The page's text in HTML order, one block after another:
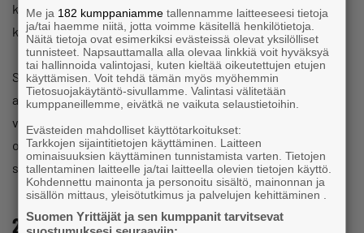
kokonaistavoitteet eivät jää toteutumatta yhtiömuotoa
koskevan heikon markkinaluottamuksen vuoksi.
Suomen Yrittäjät kannattaa lähestymistapaa, jossa
asetusehdotuksen ongelmallisia kohtia pyritään
vähentämään ensisijaisesti jatkoneuvotteluissa, kun kyse
on tehokkaista ja joustavista yhtiöoikeudellisista
säännöksistä ja käytännöistä.
2.2. Muita oikeudenaloja koskevat kannat
Me ja 182 kumppaniamme tallennamme laitteeseesi tietoja
ja/tai haemme niitä, jotta voimme käsitellä henkilötietoja.
Näitä tietoja ovat esimerkiksi evästeissä olevat yksilölliset
tunnisteet. Napsauttamalla alla olevaa linkkiä voit hyväksyä
tai hallinnoida valintojasi, kuten kieltää oikeutettujen etujen
käyttämisen. Voit tehdä tämän myös myöhemmin
Tietosuojakäytäntö-sivullamme. Valintasi välitetään
kumppaneillemme, eivätkä ne vaikuta selaustietoihin.
Evästeiden mahdolliset käyttötarkoitukset:
Tarkkojen sijaintitietojen käyttäminen. Laitteen
ominaisuuksien käyttäminen tunnistamista varten. Tietojen
tallentaminen laitteelle ja/tai laitteella olevien tietojen käyttö.
Kohdennettu mainonta ja personoitu sisältö, mainonnan ja
sisällön mittaus, yleisötutkimus ja palvelujen kehittäminen .
Suomen Yrittäjät ja sen kumppanit tarvitsevat